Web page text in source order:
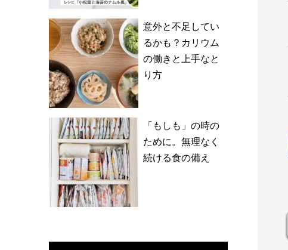
意外と不足してい
るかも？カリウム
の働きと上手なと
り方
「もしも」の時の
ために。無理なく
続ける食の備え